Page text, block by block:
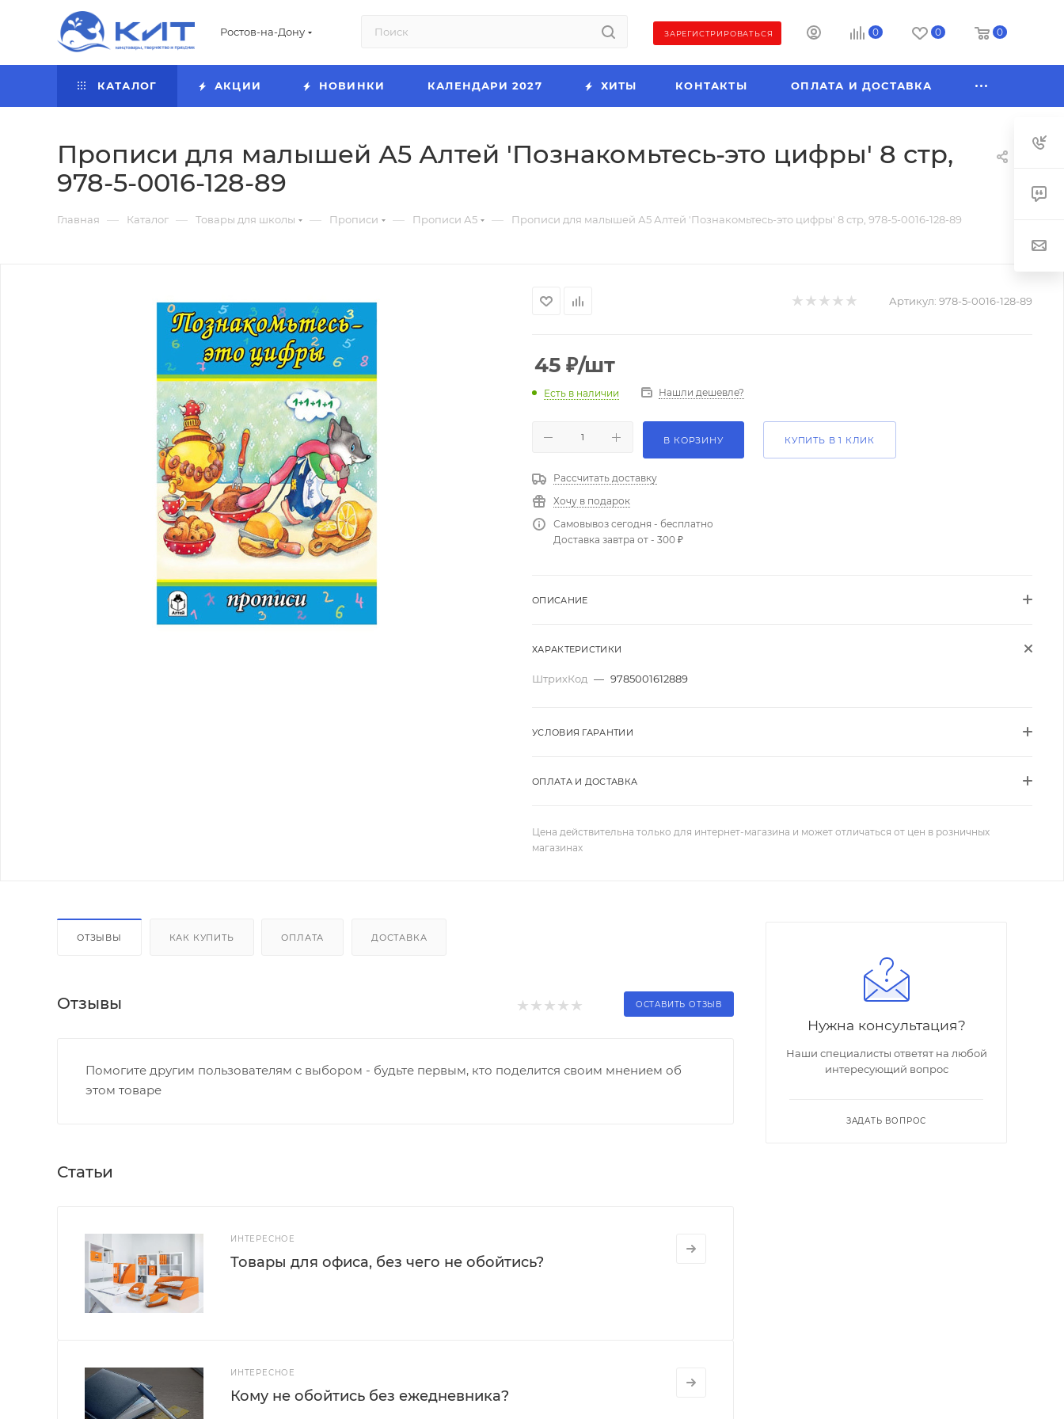
Ростов-на-Дону ЗАРЕГИСТРИРОВАТЬСЯ 0 0 0
КАТАЛОГ АКЦИИ НОВИНКИ КАЛЕНДАРИ 2027 ХИТЫ КОНТАКТЫ ОПЛАТА И ДОСТАВКА
Прописи для малышей А5 Алтей 'Познакомьтесь-это цифры' 8 стр,
978-5-0016-128-89
Главная — Каталог — Товары для школы — Прописи — Прописи А5 — Прописи для малышей А5 Алтей 'Познакомьтесь-это цифры' 8 стр, 978-5-0016-128-89
Артикул: 978-5-0016-128-89
45 ₽/шт
Есть в наличии Нашли дешевле?
В КОРЗИНУ КУПИТЬ В 1 КЛИК
Рассчитать доставку
Хочу в подарок
Самовывоз сегодня - бесплатно
Доставка завтра от - 300 ₽
ОПИСАНИЕ
ХАРАКТЕРИСТИКИ
ШтрихКод — 9785001612889
УСЛОВИЯ ГАРАНТИИ
ОПЛАТА И ДОСТАВКА
Цена действительна только для интернет-магазина и может отличаться от цен в розничных
магазинах
ОТЗЫВЫ КАК КУПИТЬ ОПЛАТА ДОСТАВКА
Отзывы ОСТАВИТЬ ОТЗЫВ
Помогите другим пользователям с выбором - будьте первым, кто поделится своим мнением об
этом товаре
Статьи
ИНТЕРЕСНОЕ
Товары для офиса, без чего не обойтись?
ИНТЕРЕСНОЕ
Кому не обойтись без ежедневника?
Нужна консультация?
Наши специалисты ответят на любой
интересующий вопрос
ЗАДАТЬ ВОПРОС